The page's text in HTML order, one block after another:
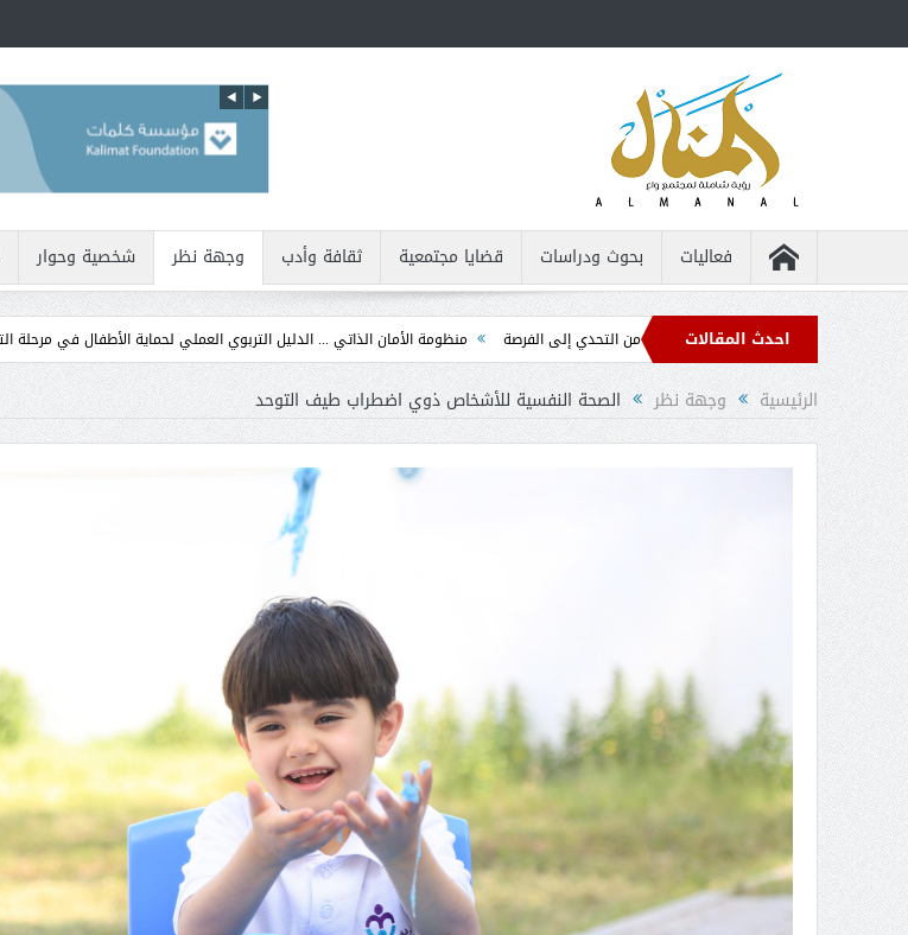
فعاليات بحوث ودراسات قضايا مجتمعية ثقافة وأدب وجهة نظر شخصية وحوار
احدث المقالات
للأشخاص من ذوي الإعاقة ... من التحدي إلى الفرصة منظومة الأمان الذاتي ... الدليل التربوي العملي لحماية الأطفال في مرحلة التدخل المبكر
الرئيسية وجهة نظر الصحة النفسية للأشخاص ذوي اضطراب طيف التوحد